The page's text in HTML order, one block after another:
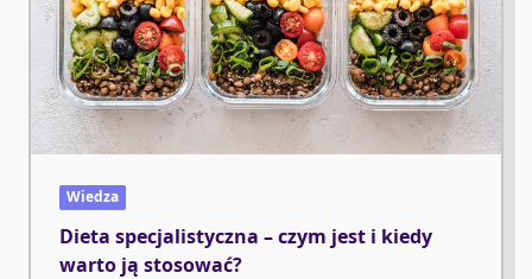
Wiedza
Dieta specjalistyczna – czym jest i kiedy
warto ją stosować?